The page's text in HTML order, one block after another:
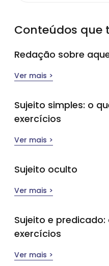
Conteúdos que
Redação sobre
Ver mais >
Sujeito simples​: o
exercícios
Ver mais >
Sujeito oculto
Ver mais >
Sujeito e
exercícios
Ver mais >